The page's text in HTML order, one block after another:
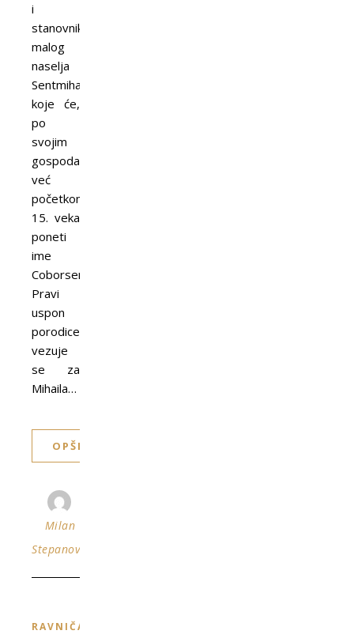
i
stanovnik
malog
naselja
Sentmihalj,
koje će,
po
svojim
gospodarima,
već
početkom
15. veka
poneti
ime
Coborsentmihalj.
Pravi
uspon
porodice
vezuje
se za
Mihaila…
OPŠIRNIJE
Milan
Stepanović
RAVNIČARSKI